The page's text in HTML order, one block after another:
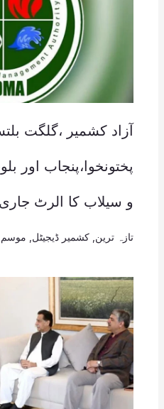
آزاد کشمیر ،گلگت
پختونخوا،پنجاب اور
و سیلاب کا الرٹ جاری
تازہ ترین کشمیر ڈیجیٹل موسم